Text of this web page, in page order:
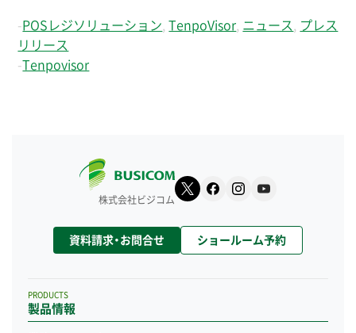
- POSレジソリューション ,TenpoVisor ニュース
プレス
リリース
-Tenpovisor
株式会社ビジコム
資料請求・お問合せ ショールーム予約
製品情報
PRODUCTS